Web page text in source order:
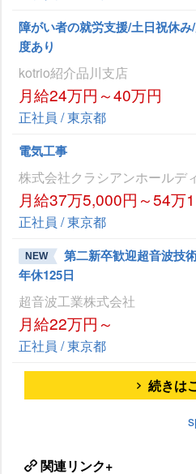
障がい者の就労支援/土日祝休
度あり
kotrio紹介品川支店
月給24万円～40万円
正社員 / 東京都
電気工事
株式会社クラシアンホールデ
月給37万5,000円～54万
正社員 / 東京都
NEW
第二新卒歓迎超音波技
年休125日
超音波工業株式会社
月給22万円～
正社員 / 東京都
続きは
関連リンク+